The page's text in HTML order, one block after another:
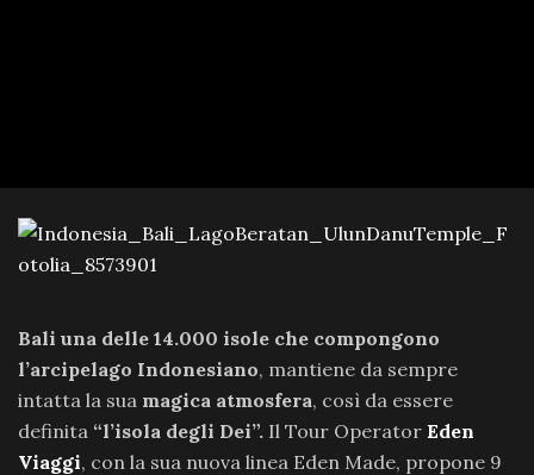
Bali una delle 14.000 isole che compongono
l’arcipelago Indonesiano, mantiene da sempre
intatta la sua magica atmosfera, così da essere
definita “l’isola degli Dei”. Il Tour Operator Eden
Viaggi, con la sua nuova linea Eden Made, propone 9